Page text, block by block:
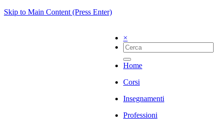
Skip to Main Content (Press Enter)
×
Home
Corsi
Insegnamenti
Professioni